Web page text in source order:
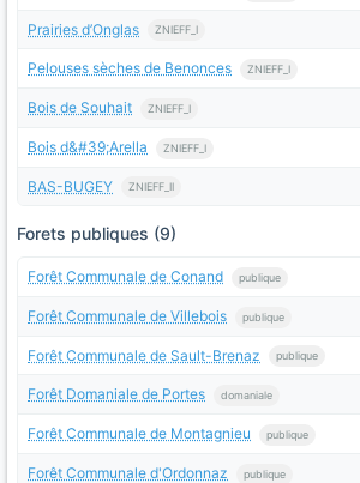
Prairies d’Onglas ZNIEFF_I
Pelouses sèches de Benonces ZNIEFF_I
Bois de Souhait ZNIEFF_I
Bois d&#39;Arella ZNIEFF_I
BAS-BUGEY ZNIEFF_II
Forets publiques (9)
Forêt Communale de Conand publique
Forêt Communale de Villebois publique
Forêt Communale de Sault-Brenaz publique
Forêt Domaniale de Portes domaniale
Forêt Communale de Montagnieu publique
Forêt Communale d'Ordonnaz publique